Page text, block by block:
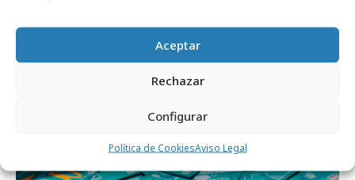
Aceptar
Rechazar
Configurar
Política de CookiesAviso Legal
para móviles